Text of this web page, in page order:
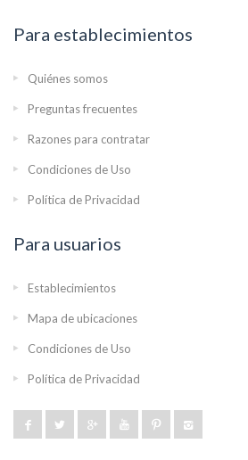
Para establecimientos
Quiénes somos
Preguntas frecuentes
Razones para contratar
Condiciones de Uso
Política de Privacidad
Para usuarios
Establecimientos
Mapa de ubicaciones
Condiciones de Uso
Política de Privacidad